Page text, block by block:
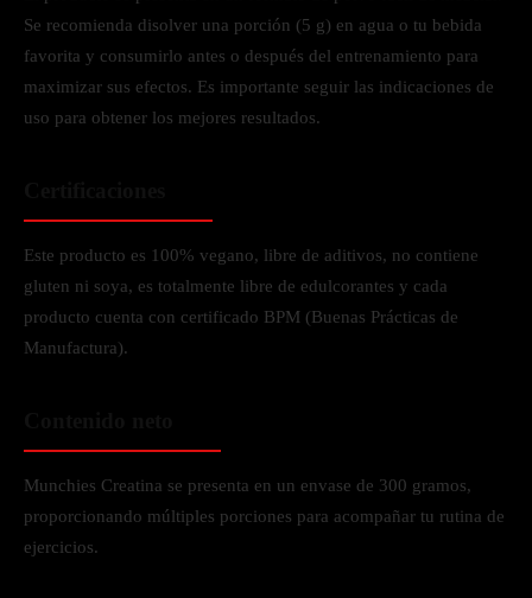
Se recomienda disolver una porción (5 g) en agua o tu bebida
favorita y consumirlo antes o después del entrenamiento para
maximizar sus efectos. Es importante seguir las indicaciones de
uso para obtener los mejores resultados.
Este producto es 100% vegano, libre de aditivos, no contiene
gluten ni soya, es totalmente libre de edulcorantes y cada
producto cuenta con certificado BPM (Buenas Prácticas de
Manufactura).
Munchies Creatina se presenta en un envase de 300 gramos,
proporcionando múltiples porciones para acompañar tu rutina de
ejercicios.